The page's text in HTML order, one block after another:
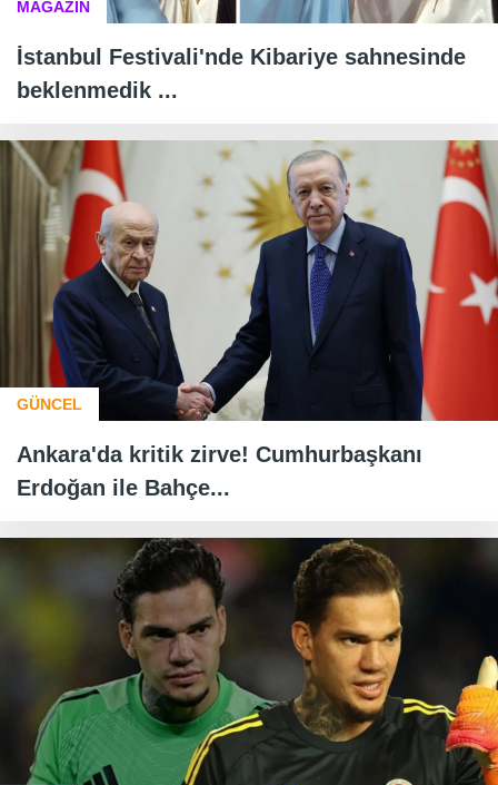
MAGAZİN
İstanbul Festivali'nde Kibariye sahnesinde
beklenmedik ...
GÜNCEL
Ankara'da kritik zirve! Cumhurbaşkanı
Erdoğan ile Bahçe...